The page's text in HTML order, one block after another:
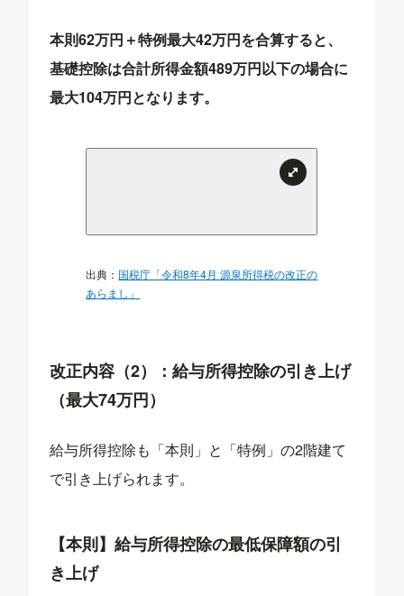
本則62万円＋特例最大42万円を合算すると、
基礎控除は合計所得金額489万円以下の場合に
最大104万円となります。
出典： 国税庁「令和8年4月 源泉所得税の改正の
あらまし」
改正内容（2）：給与所得控除の引き上げ
（最大74万円）
給与所得控除も「本則」と「特例」の2階建て
で引き上げられます。
​【本則】給与所得控除の最低保障額の引
き上げ